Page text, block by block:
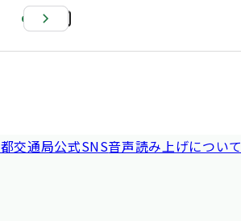
Pa
交通局公式SNS音声読み上げについて